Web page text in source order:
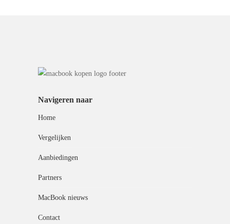
Navigeren naar
Home
Vergelijken
Aanbiedingen
Partners
MacBook nieuws
Contact